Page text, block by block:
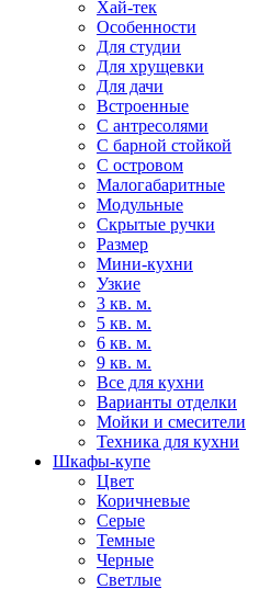
Хай-тек
Особенности
Для студии
Для хрущевки
Для дачи
Встроенные
С антресолями
С барной стойкой
С островом
Малогабаритные
Модульные
Скрытые ручки
Размер
Мини-кухни
Узкие
3 кв. м.
5 кв. м.
6 кв. м.
9 кв. м.
Все для кухни
Варианты отделки
Мойки и смесители
Техника для кухни
Шкафы-купе
Цвет
Коричневые
Серые
Темные
Черные
Светлые